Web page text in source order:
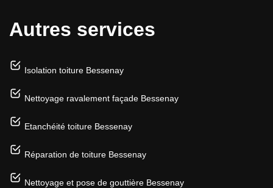
Autres services
Isolation toiture Bessenay
Nettoyage ravalement façade Bessenay
Etanchéité toiture Bessenay
Réparation de toiture Bessenay
Nettoyage et pose de gouttière Bessenay